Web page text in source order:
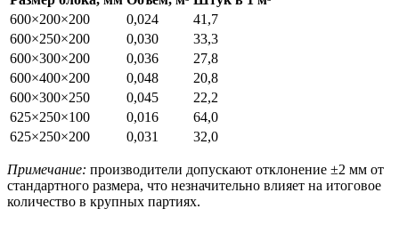
600×200×200
0,024
41,7
600×250×200
0,030
33,3
600×300×200
0,036
27,8
600×400×200
0,048
20,8
600×300×250
0,045
22,2
625×250×100
0,016
64,0
625×250×200
0,031 32,0
Примечание: производители допускают отклонение ±2 мм от
стандартного размера, что незначительно влияет на итоговое
количество в крупных партиях.